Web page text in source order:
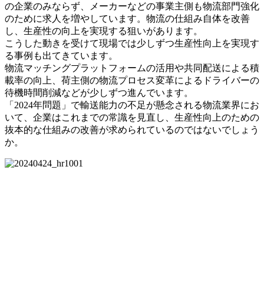
の企業のみならず、メーカーなどの事業主側も物流部門強化
のために求人を増やしています。物流の仕組み自体を改善
し、生産性の向上を実現する狙いがあります。
こうした動きを受けて現場では少しずつ生産性向上を実現す
る事例も出てきています。
物流マッチングプラットフォームの活用や共同配送による積
載率の向上、荷主側の物流プロセス変革によるドライバーの
待機時間削減などが少しずつ進んでいます。
「2024年問題」で輸送能力の不足が懸念される物流業界にお
いて、企業はこれまでの常識を見直し、生産性向上のための
抜本的な仕組みの改善が求められているのではないでしょう
か。